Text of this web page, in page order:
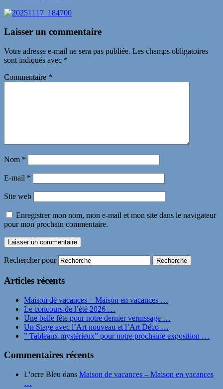
Laisser un commentaire
Votre adresse e-mail ne sera pas publiée. Les champs obligatoires
sont indiqués avec *
Commentaire *
Nom *
E-mail *
Site web
Enregistrer mon nom, mon e-mail et mon site dans le navigateur
pour mon prochain commentaire.
Rechercher pour
Articles récents
Maison de vacances – Maison en vacances …
Le concours de l’été 2026 …
Une belle fête pour notre dernier vernissage …
Un Stage avec l’Art nouveau et l’Art Déco …
” Tableaux mystérieux” pour notre prochaine exposition …
Commentaires récents
L'ocre Bleu dans Maison de vacances – Maison en vacances
…